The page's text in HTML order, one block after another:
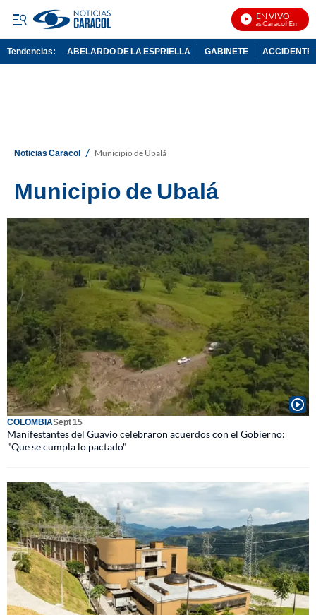
EN VIVO
Noticias Caracol En Vivo
Tendencias: ABELARDO DE LA ESPRIELLA GABINETE ACCIDENTE
Noticias Caracol / Municipio de Ubalá
Municipio de Ubalá
COLOMBIASept 15
Manifestantes del Guavio celebraron acuerdos con el Gobierno:
"Que se cumpla lo pactado"